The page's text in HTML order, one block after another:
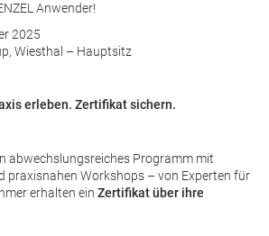
Anwender!
2025
Wiesthal – Hauptsitz
erleben. Zertifikat sichern.
abwechslungsreiches Programm mit
praxisnahen Workshops – von Experten für
erhalten ein Zertifikat über ihre